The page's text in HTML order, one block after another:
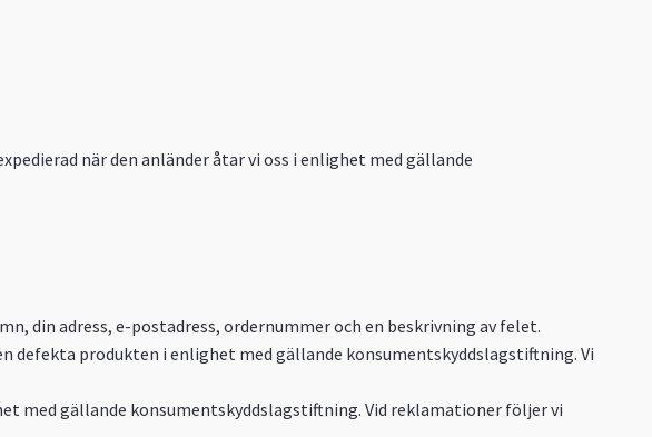
när den anländer åtar vi oss i enlighet med gällande
din adress, e-postadress, ordernummer och en beskrivning av felet.
defekta produkten i enlighet med gällande konsumentskyddslagstiftning. Vi
med gällande konsumentskyddslagstiftning. Vid reklamationer följer vi